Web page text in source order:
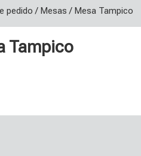
pedido / Mesas / Mesa Tampico
Tampico